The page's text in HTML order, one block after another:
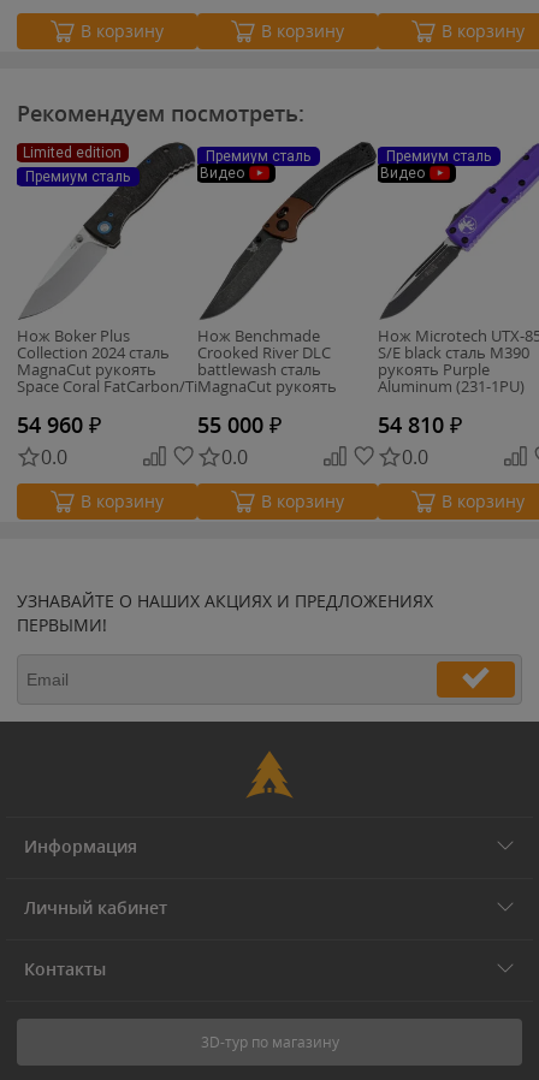
В корзину В корзину В корзину
Рекомендуем посмотреть:
Limited edition
Премиум сталь
Нож Boker Plus
Collection 2024 сталь
MagnaCut рукоять
Space Coral FatCarbon/Ti
(01BO2024)
54 960 ₽
0.0
В корзину
Премиум сталь
Видео
Нож Benchmade
Crooked River DLC
battlewash cталь
MagnaCut рукоять
Burnt Copper
Aluminum/Micarta
55 000 ₽
0.0
В корзину
Премиум сталь
Видео
Нож Microtech UTX-
S/E black сталь M390
рукоять Purple
Aluminum (231-1PU)
54 810 ₽
0.0
В корзину
УЗНАВАЙТЕ О НАШИХ АКЦИЯХ И ПРЕДЛОЖЕНИЯХ
ПЕРВЫМИ!
Информация
Личный кабинет
Контакты
3D-тур по магазину